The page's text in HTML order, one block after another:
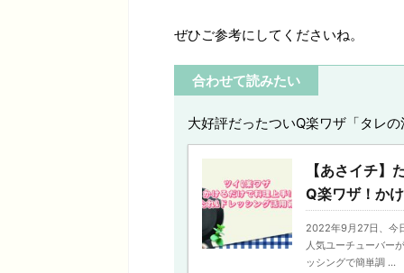
ぜひご参考にしてくださいね。
合わせて読みたい
大好評だったついQ楽ワザ「タレ
【あさイチ
Q楽ワザ！か
2022年9月27日、今
人気ユーチューバー
ッシングで簡単調 ...